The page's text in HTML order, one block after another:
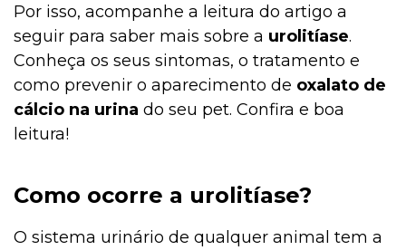
Por isso, acompanhe a leitura do artigo a
seguir para saber mais sobre a urolitíase.
Conheça os seus sintomas, o tratamento e
como prevenir o aparecimento de oxalato de
cálcio na urina do seu pet. Confira e boa
leitura!
Como ocorre a urolitíase?
O sistema urinário de qualquer animal tem a